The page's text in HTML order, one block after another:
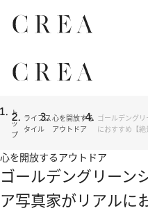
ト
ッ
プ
ライフス
タイル
心を開放する
アウトドア
ゴールデング
におすすめ【
心を開放するアウトドア
ゴールデングリーン
ア写真家がリアルに